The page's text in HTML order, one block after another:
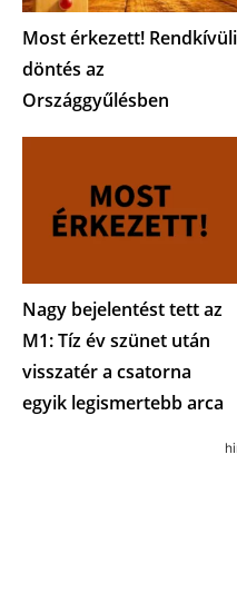
Most érkezett! Rendkívüli
döntés az
Országgyűlésben
Nagy bejelentést tett az
M1: Tíz év szünet után
visszatér a csatorna
egyik legismertebb arca